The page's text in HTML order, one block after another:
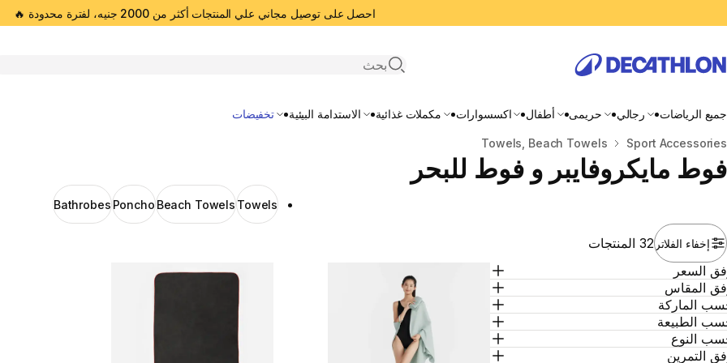
احصل على توصيل مجاني علي المنتجات أكثر من 2000 جنيه، لفترة محدودة 🔥
Open search
جميع الرياضات رجالي حريمى أطفال اكسسوارات مكملات غذائية الاستدامة البيئية تخفيضات
المنزل
Sport Accessories
Towels, Beach Towels
فوط مايكروفايبر و فوط للبحر
Towels
Beach Towels
Poncho
Bathrobes
إخفاء الفلاتر32 المنتجات
السعر
المقاس
الماركة
الطبيعة
النوع
التمرين